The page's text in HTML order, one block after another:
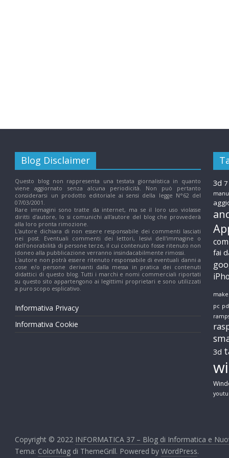
e
T
e
c
n
o
l
o
B
l
Blog Disclaimer
Questo blog non rappresenta una testata giornalistica in quanto
viene aggiornato senza alcuna periodicità. Non può pertanto
considerarsi un prodotto editoriale ai sensi della legge N°62 del
07/03/2001.
Rare immagini sono tratte da internet, ma se il loro uso violasse
diritti d'autore, lo si comunichi all'autore del blog che provvederà
alla loro pronta rimozione.
L'autore dichiara di non essere responsabile dei commenti lasciati
nei post. Eventuali commenti dei lettori, lesivi dell'immagine o
dell'onorabilità di persone terze, il cui contenuto fosse ritenuto non
idoneo alla pubblicazione verranno insindacabilmente rimossi.
L'autore non potrà essere ritenuto responsabile di eventuali danni a
cose e/o persone derivanti dalla messa in pratica dei contenuti
didattici di questo blog. Tutti i marchi e nomi commerciali riportati
su questo sito appartengono ai legittimi proprietari e sono utilizzati
a puro scopo esplicativo.
Informativa Privacy
Informativa Cookie
3d 7
fai
pc
3d
Copyright © 2022 INFORMATICA 37 – Blog di Informatica e
Tema: ColorMag di ThemeGrill. Powered byWordPress.